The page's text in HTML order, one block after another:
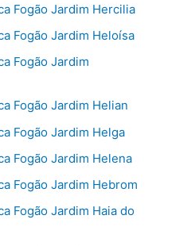
Fogão Jardim Hercilia
Fogão Jardim Heloísa
Fogão Jardim
Fogão Jardim Helian
Fogão Jardim Helga
Fogão Jardim Helena
Fogão Jardim Hebrom
Fogão Jardim Haia do